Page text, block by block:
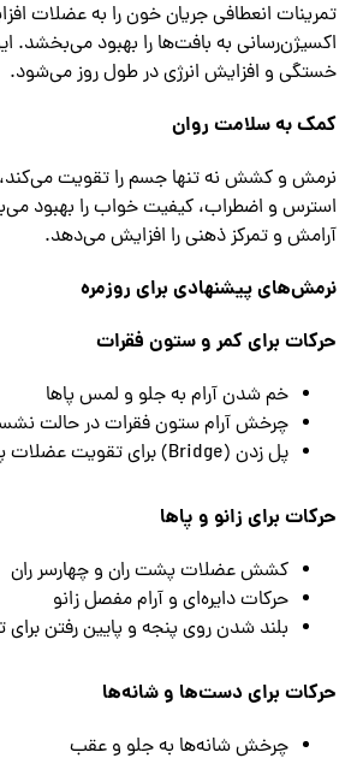
تمرینات انعطافی جریان خون را به عضلات
اکسیژن‌رسانی به بافت‌ها را بهبود می‌بخشد.
خستگی و افزایش انرژی در طول روز می‌شود.
کمک به سلامت روان
نرمش و کشش نه تنها جسم را تقویت
استرس و اضطراب، کیفیت خواب را بهبود
آرامش و تمرکز ذهنی را افزایش می‌دهد.
نرمش‌های پیشنهادی برای روزمره
حرکات برای کمر و ستون فقرات
خم شدن آرام به جلو و لمس پاها
چرخش آرام ستون فقرات در حالت
پل زدن (Bridge) برای تقویت عضلات پشت
حرکات برای زانو و پاها
کشش عضلات پشت ران و چهارسر ران
حرکات دایره‌ای و آرام مفصل زانو
بلند شدن روی پنجه و پایین رفتن
حرکات برای دست‌ها و شانه‌ها
چرخش شانه‌ها به جلو و عقب